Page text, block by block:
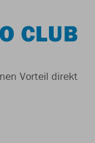
CLUB
Vorteil direkt